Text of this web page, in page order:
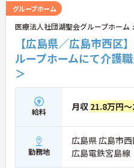
残業少なめ！産休･育休･介護休
人内研修が充実しており、バッ
ています。
グループホーム
医療法人社団湖聖会グループホーム
【広島県／広島市西
ループホームにて介護
＞
給料 月収 21.8万円
勤務地
広島県 広島市
広島電鉄宮島線